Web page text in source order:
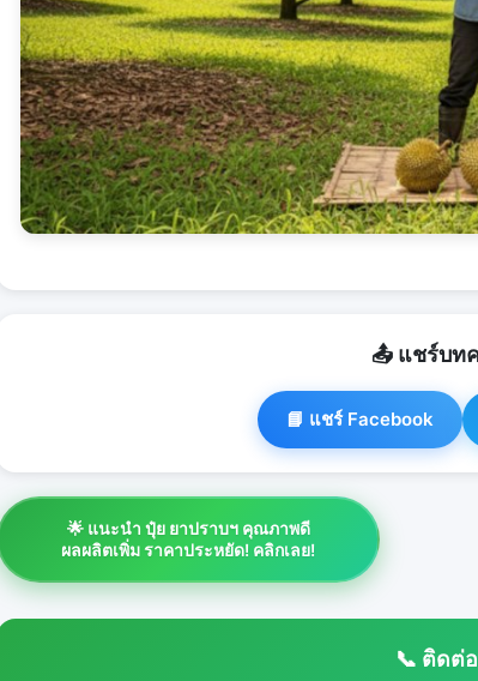
📤 แชร์บท
📘 แชร์ Facebook
🌟 แนะนำ ปุ๋ย ยาปราบฯ คุณภาพดี
ผลผลิตเพิ่ม ราคาประหยัด! คลิกเลย!
📞 ติดต่อ